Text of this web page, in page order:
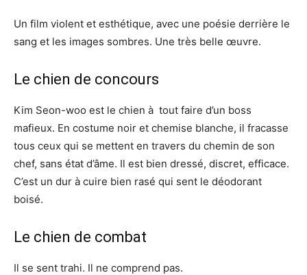
Un film violent et esthétique, avec une poésie derrière le
sang et les images sombres. Une très belle œuvre.
Le chien de concours
Kim Seon-woo est le chien à tout faire d’un boss
mafieux. En costume noir et chemise blanche, il fracasse
tous ceux qui se mettent en travers du chemin de son
chef, sans état d’âme. Il est bien dressé, discret, efficace.
C’est un dur à cuire bien rasé qui sent le déodorant
boisé.
Le chien de combat
Il se sent trahi. Il ne comprend pas.